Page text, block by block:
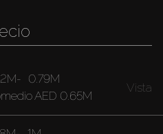
- 0.79M
AED 0.65M
Vista